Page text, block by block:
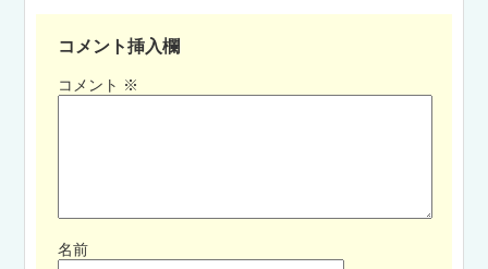
コメント挿入欄
コメント ※
名前